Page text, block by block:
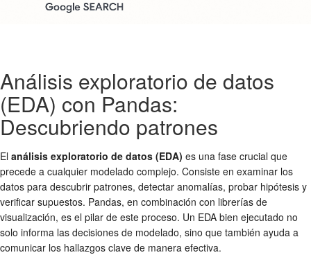
Análisis exploratorio de datos
(EDA) con Pandas:
Descubriendo patrones
El análisis exploratorio de datos (EDA) es una fase crucial que
precede a cualquier modelado complejo. Consiste en examinar los
datos para descubrir patrones, detectar anomalías, probar hipótesis y
verificar supuestos. Pandas, en combinación con librerías de
visualización, es el pilar de este proceso. Un EDA bien ejecutado no
solo informa las decisiones de modelado, sino que también ayuda a
comunicar los hallazgos clave de manera efectiva.